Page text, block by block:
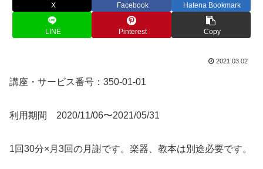
X Facebook Hatena Bookmark
LINE Pinterest Copy
2021.03.02
講座・サービス番号：350-01-01
利用期間 2020/11/06〜2021/05/31
1回30分×月3回の月謝です。楽器、教本は別途必要です。